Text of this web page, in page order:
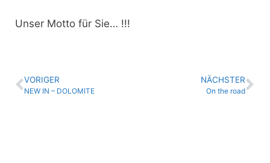
Unser Motto für Sie… !!!
VORIGER
NEW IN – DOLOMITE
NÄCHSTER
On the road